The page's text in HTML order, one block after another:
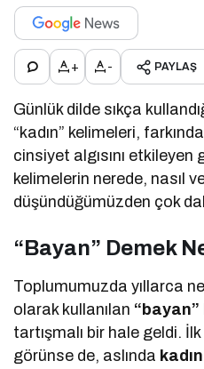
+ - PAYLAŞ
Günlük dilde sıkça
“kadın” kelimeleri,
cinsiyet algısını
kelimelerin nerede, nasıl
düşündüğümüzden çok
“Bayan” Demek
Toplumumuzda yıllarca
olarak kullanılan
tartışmalı bir hale geldi.
görünse de, aslında